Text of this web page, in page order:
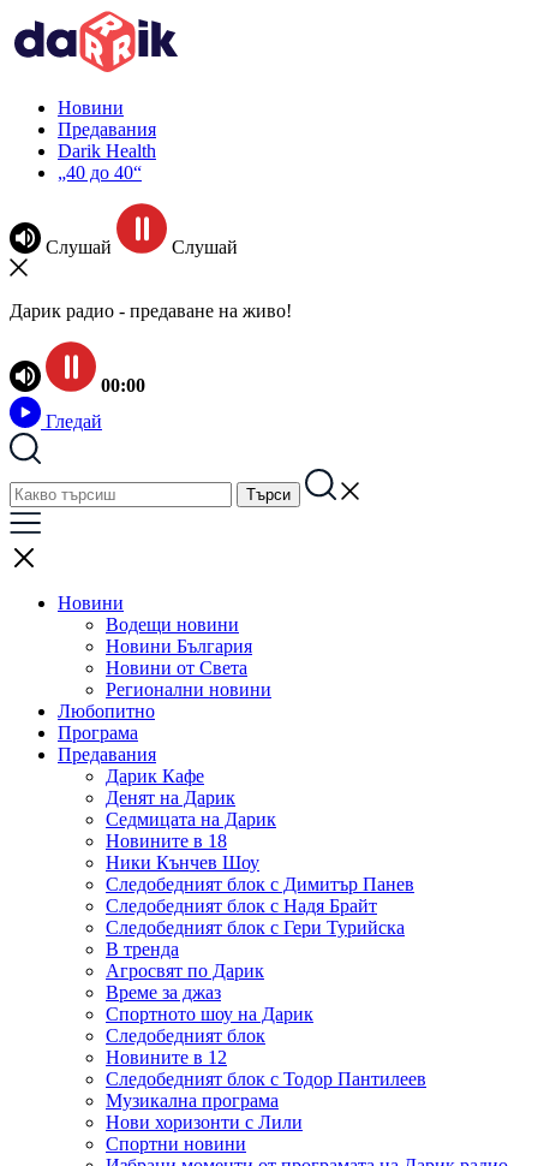
Новини
Предавания
Darik Health
„40 до 40“
Слушай Слушай
Дарик радио - предаване на живо!
00:00
Гледай
Новини
Водещи новини
Новини България
Новини от Света
Регионални новини
Любопитно
Програма
Предавания
Дарик Кафе
Денят на Дарик
Седмицата на Дарик
Новините в 18
Ники Кънчев Шоу
Следобедният блок с Димитър Панев
Следобедният блок с Надя Брайт
Следобедният блок с Гери Турийска
В тренда
Агросвят по Дарик
Време за джаз
Спортното шоу на Дарик
Следобедният блок
Новините в 12
Следобедният блок с Тодор Пантилеев
Музикална програма
Нови хоризонти с Лили
Спортни новини